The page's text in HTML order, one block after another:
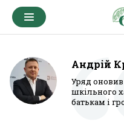
Андрій
Уряд оновив
шкільного
батькам і